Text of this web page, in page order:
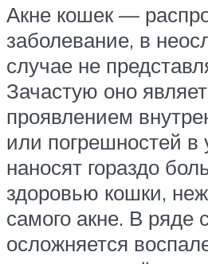
Акне кошек —
заболевание, в
случае не
Зачастую оно
проявлением
или погрешностей в
наносят гораздо
здоровью кошки,
самого акне. В ряде
осложняется